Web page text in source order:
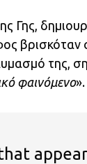
Γης,
βρισκόταν
της,
φαινόμενο».